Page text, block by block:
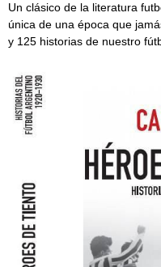
Un clásico de la literatura
única de una época que
y 125 historias de nuestro